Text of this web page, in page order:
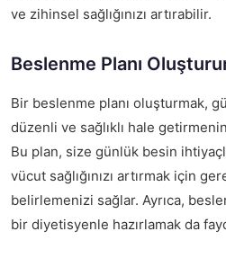
ve zihinsel sağlığınızı artırabilir.
Beslenme Planı
Bir beslenme planı oluşturmak,
düzenli ve sağlıklı hale
Bu plan, size günlük besin
vücut sağlığınızı artırmak için
belirlemenizi sağlar. Ayrıca,
bir diyetisyenle hazırlamak da